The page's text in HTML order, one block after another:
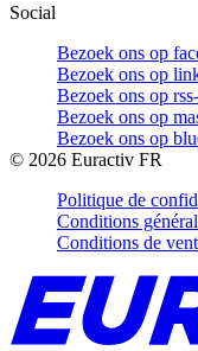
Social
Bezoek ons op
Bezoek ons op
Bezoek ons op
Bezoek ons op
Bezoek ons op
© 2026 Euractiv FR
Politique de
Conditions
Conditions de